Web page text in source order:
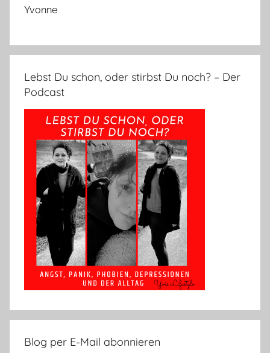
Yvonne
Lebst Du schon, oder stirbst Du noch? – Der
Podcast
Blog per E-Mail abonnieren